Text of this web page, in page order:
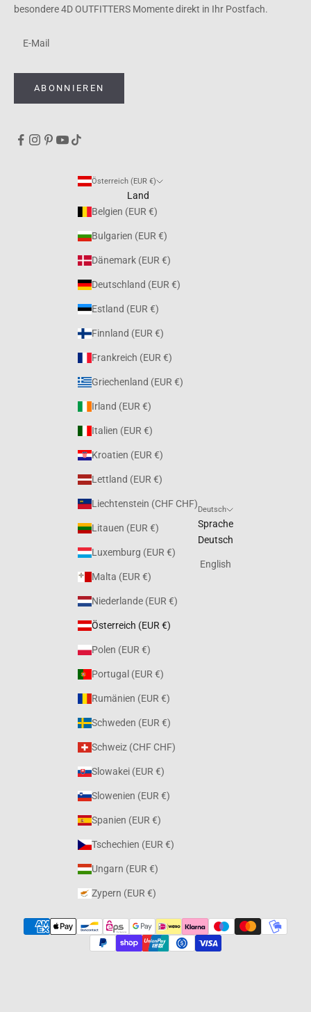
besondere 4D OUTFITTERS Momente direkt in Ihr Postfach.
ABONNIEREN
Österreich (EUR €)
Land
Belgien (EUR €)
Bulgarien (EUR €)
Dänemark (EUR €)
Deutschland (EUR €)
Estland (EUR €)
Finnland (EUR €)
Frankreich (EUR €)
Griechenland (EUR €)
Irland (EUR €)
Italien (EUR €)
Kroatien (EUR €)
Lettland (EUR €)
Liechtenstein (CHF CHF)
Litauen (EUR €)
Luxemburg (EUR €)
Malta (EUR €)
Niederlande (EUR €)
Österreich (EUR €)
Polen (EUR €)
Portugal (EUR €)
Rumänien (EUR €)
Schweden (EUR €)
Schweiz (CHF CHF)
Slowakei (EUR €)
Slowenien (EUR €)
Spanien (EUR €)
Tschechien (EUR €)
Ungarn (EUR €)
Zypern (EUR €)
Deutsch
Sprache
Deutsch
English